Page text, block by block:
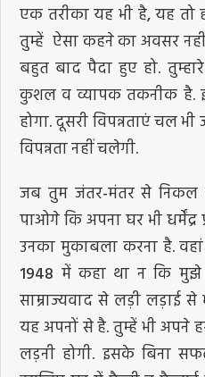
एक तरीका यह भी है, यह तो
तुम्हें ऐसा कहने का अवसर
बहुत बाद पैदा हुए हो.
कुशल व व्यापक तकनीक है.
होगा. दूसरी विपन्नताएं चल
विपन्नता नहीं चलेगी.
जब तुम जंतर-मंतर से निकल
पाओगे कि अपना घर भी धर्मेंद्र
उनका मुकाबला करना है.
1948 में कहा था न कि
साम्राज्यवाद से लड़ी लड़ाई से
यह अपनों से है. तुम्हें भी अपने
लड़नी होगी. इसके बिना